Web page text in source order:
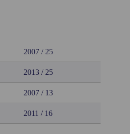
2007 / 25
2013 / 25
2007 / 13
2011 / 16